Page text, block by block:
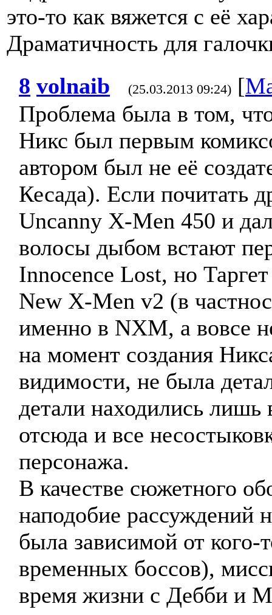
это-то как вяжется с её
Драматичность для
8 volnaib (25.03.2013 09:24) [
Проблема была в том,
Никс был первым
автором был не её
Кесада). Если почитать
Uncanny X-Men 450 и
волосы дыбом встают
Innocence Lost, но
New X-Men v2 (в
именно в NXM, а вовсе
на момент создания
видимости, не была
детали находились
отсюда и все
персонажа.
В качестве сюжетного
наподобие рассуждений
была зависимой от
временных боссов),
время жизни с Дебби и